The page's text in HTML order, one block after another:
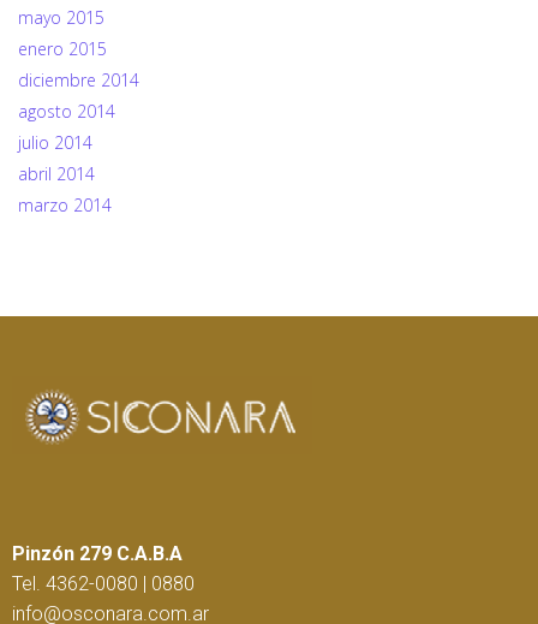
mayo 2015
enero 2015
diciembre 2014
agosto 2014
julio 2014
abril 2014
marzo 2014
Pinzón 279 C.A.B.A
Tel. 4362-0080 | 0880
info@osconara.com.ar